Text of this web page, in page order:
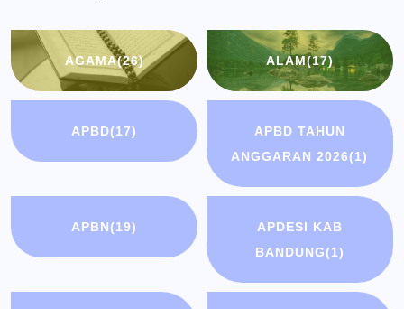
AGAMA(26) ALAM(17)
APBD(17)
APBD TAHUN
ANGGARAN 2026(1)
APBN(19)
APDESI KAB
BANDUNG(1)